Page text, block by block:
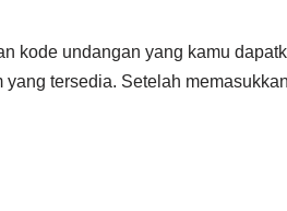
kode undangan yang kamu
tersedia. Setelah